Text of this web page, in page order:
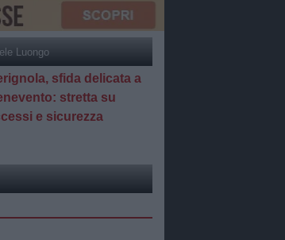
Luongo
sfida delicata a
stretta su
e sicurezza